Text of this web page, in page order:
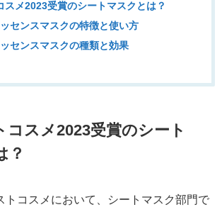
スメ2023受賞のシートマスクとは？
センスマスクの特徴と使い方
センスマスクの種類と効果
コスメ2023受賞のシート
？
トコスメにおいて、シートマスク部門で